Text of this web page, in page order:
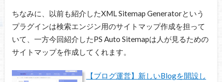
ちなみに、以前も紹介したXML Sitemap Generatorという
プラグインは検索エンジン用のサイトマップ作成を担って
いて、一方今回紹介したPS Auto Sitemapは人が見るための
サイトマップを作成してくれます。
【ブログ運営】新しいBlogを開設し